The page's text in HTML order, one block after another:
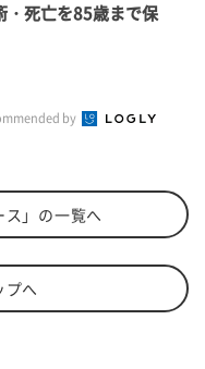
・死亡を85歳まで保
by
」の一覧へ
プへ